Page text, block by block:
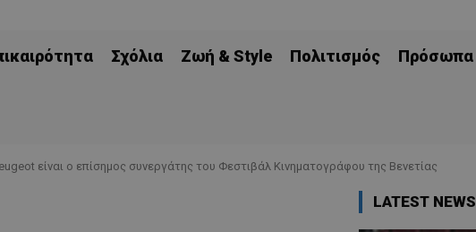
Σχόλια Ζωή & Style Πολιτισμός Πρόσωπα
είναι ο επίσημος συνεργάτης του Φεστιβάλ Κινηματογράφου της Βενετίας
LATEST NEWS